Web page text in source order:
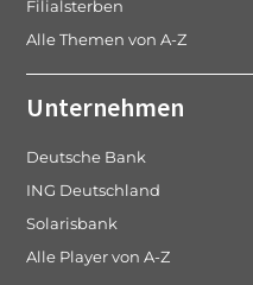
Filialsterben
Alle Themen von A-Z
Unternehmen
Deutsche Bank
ING Deutschland
Solarisbank
Alle Player von A-Z